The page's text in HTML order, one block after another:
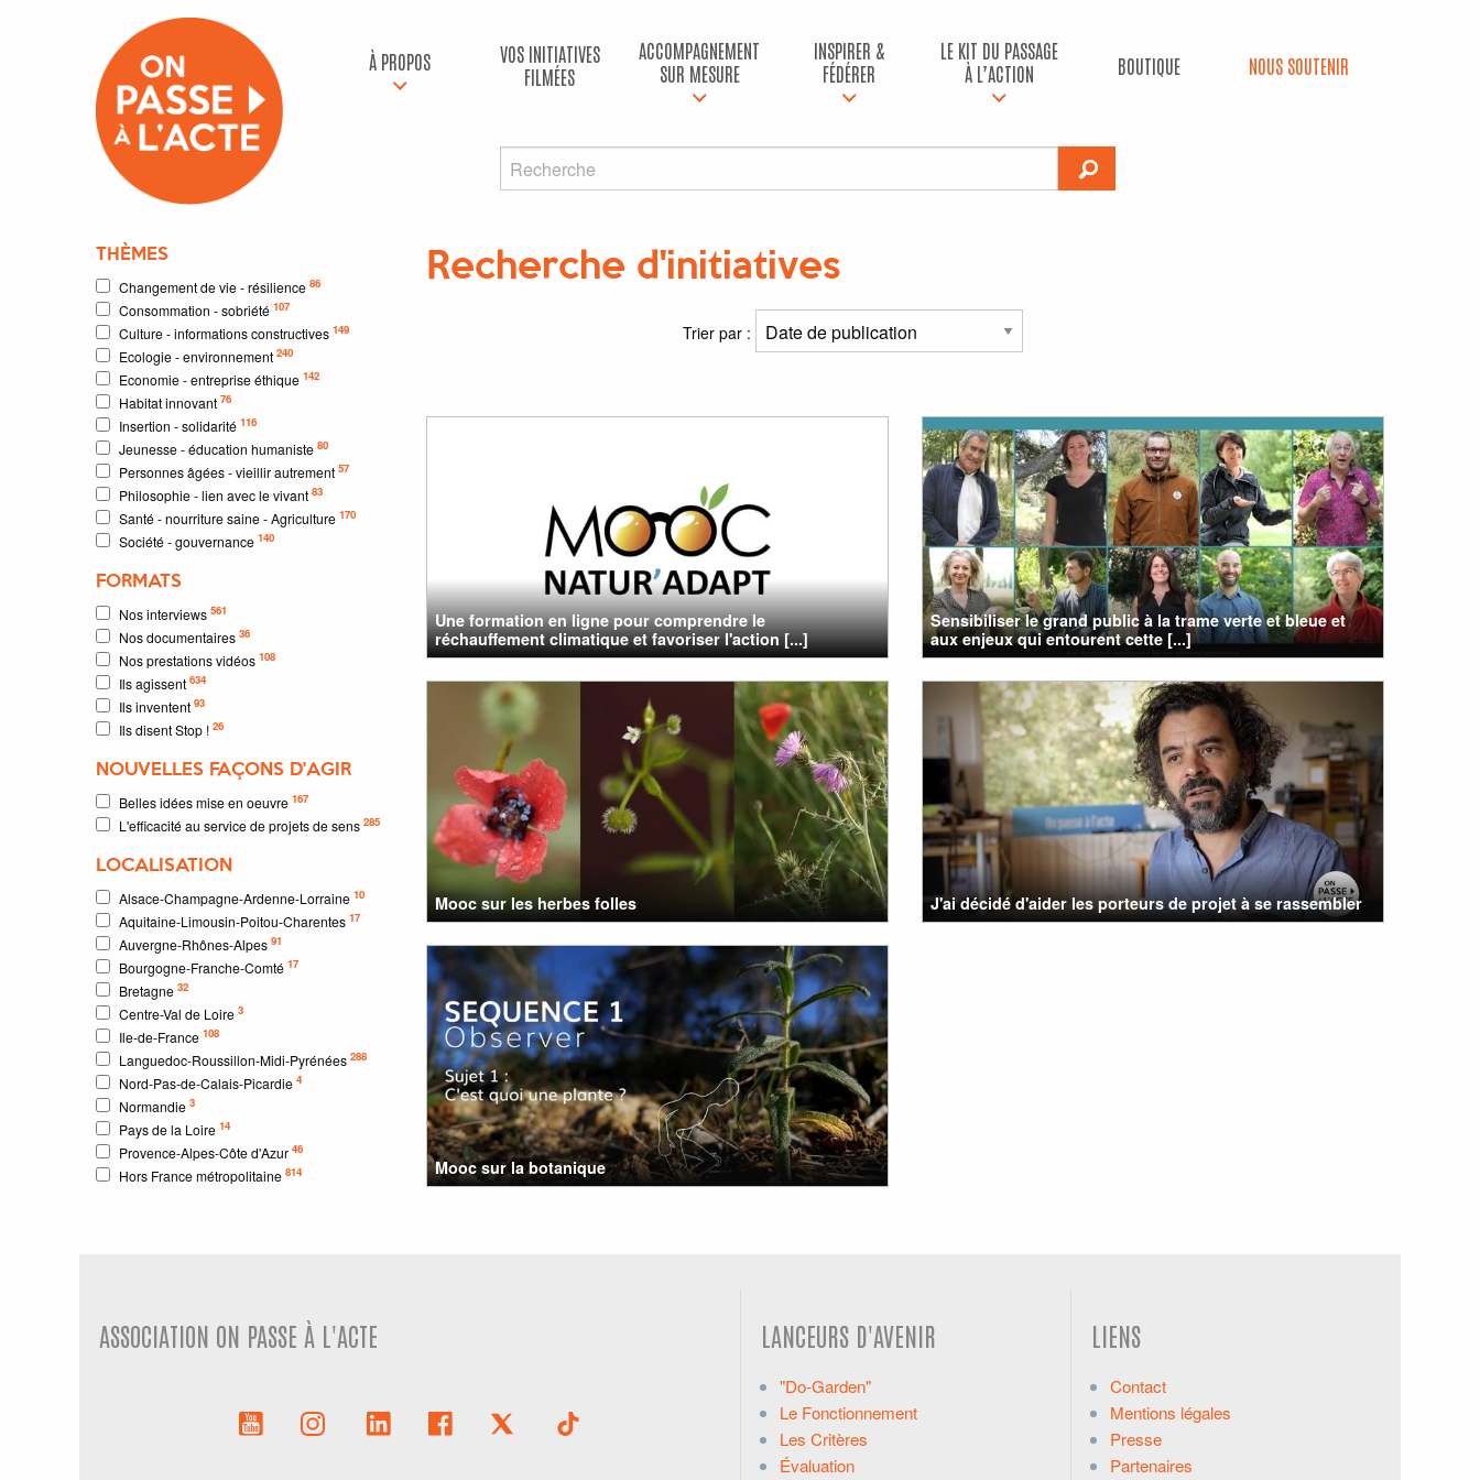
À PROPOS
VOS INITIATIVES
FILMÉES
ACCOMPAGNEMENT
SUR MESURE
INSPIRER &
FÉDÉRER
LE KIT DU PASSAGE
À L’ACTION
BOUTIQUE NOUS SOUTENIR
THÈMES
Changement de vie - résilience 86
Consommation - sobriété 107
Culture - informations constructives 149
Ecologie - environnement 240
Economie - entreprise éthique 142
Habitat innovant 76
Insertion - solidarité 116
Jeunesse - éducation humaniste 80
Personnes âgées - vieillir autrement 57
Philosophie - lien avec le vivant 83
Santé - nourriture saine - Agriculture 170
Société - gouvernance 140
FORMATS
Nos interviews 561
Nos documentaires 36
Nos prestations vidéos 108
Ils agissent 634
Ils inventent 93
Ils disent Stop ! 26
NOUVELLES FAÇONS D'AGIR
Belles idées mise en oeuvre 167
L'efficacité au service de projets de sens 285
LOCALISATION
Alsace-Champagne-Ardenne-Lorraine 10
Aquitaine-Limousin-Poitou-Charentes 17
Auvergne-Rhônes-Alpes 91
Bourgogne-Franche-Comté 17
Bretagne 32
Centre-Val de Loire 3
Ile-de-France 108
Languedoc-Roussillon-Midi-Pyrénées 288
Nord-Pas-de-Calais-Picardie 4
Normandie 3
Pays de la Loire 14
Provence-Alpes-Côte d'Azur 46
Hors France métropolitaine 814
Recherche d'initiatives
Trier par :
Une formation en ligne pour comprendre le
réchauffement climatique et favoriser l'action [...]
Sensibiliser le grand public à la trame verte et bleue et
aux enjeux qui entourent cette [...]
Mooc sur les herbes folles J'ai décidé d'aider les porteurs de projet à se rassembler
Mooc sur la botanique
ASSOCIATION ON PASSE À L'ACTE LANCEURS D'AVENIR
"Do-Garden"
Le Fonctionnement
Les Critères
Évaluation
LIENS
Contact
Mentions légales
Presse
Partenaires